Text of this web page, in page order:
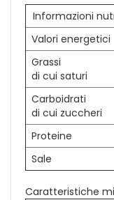
Informazioni
Valori energetici
Grassi
di cui saturi
Carboidrati
di cui zuccheri
Proteine
Sale
Caratteristiche